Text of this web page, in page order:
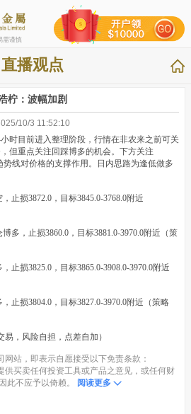
需谨慎
直播观点
柠：波幅加剧
10/3 11:52:10
时目前进入整理阶段，行情在非农来之前可关
但重点关注回踩博多的机会。下方关注
势线对价格的支撑作用。日内思路为逢低做多
止损3872.0，目标3845.0-3768.0附近
多，止损3860.0，目标3881.0-3970.0附近（策
止损3825.0，目标3865.0-3908.0-3970.0附近
止损3804.0，目标3827.0-3970.0附近（策略
易，风险自担，点差自加）
站，即表示自愿接受以下免责条款：
供买卖任何投资工具或产品之意见，或任何财
此不应予以倚赖。
阅读更多